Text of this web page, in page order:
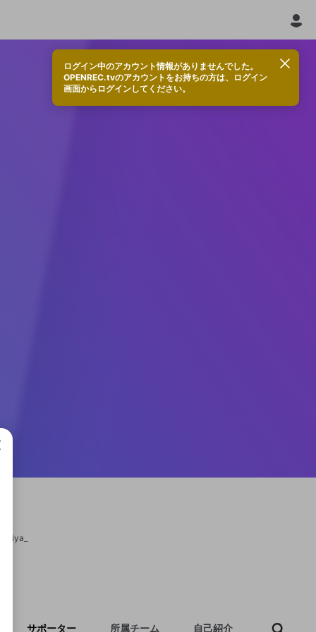
ログイン中のアカウント情報がありませんでした。
OPENREC.tvのアカウントをお持ちの方は、ログイン
画面からログインしてください。
サポーター 所属チーム 自己紹介